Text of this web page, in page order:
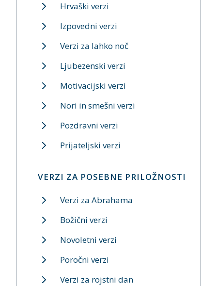
Hrvaški verzi
Izpovedni verzi
Verzi za lahko noč
Ljubezenski verzi
Motivacijski verzi
Nori in smešni verzi
Pozdravni verzi
Prijateljski verzi
VERZI ZA POSEBNE PRILOŽNOSTI
Verzi za Abrahama
Božični verzi
Novoletni verzi
Poročni verzi
Verzi za rojstni dan